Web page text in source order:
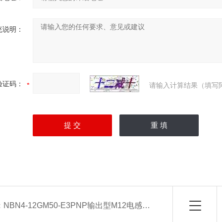
明：
证码： 请输入计算结果（填写
NBN4-12GM50-E3PNP输出型M12电感式接近开关